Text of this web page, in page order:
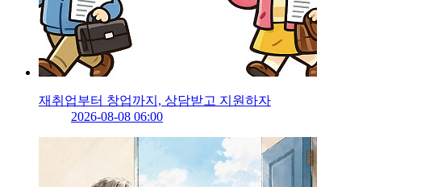
재취업부터 창업까지, 상담받고 지원하자
2026-08-08 06:00